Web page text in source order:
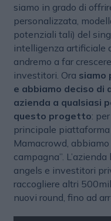
siamo in grado di
personalizzata,
potenziali tali) del
intelligenza artificiale
andremo a far
investitori. Ora siamo
e abbiamo deciso
azienda a qualsiasi
questo progetto:
principale
Mamacrowd,
campagna”.
angels e investitori
raccogliere altri
nuovi round, fino ad